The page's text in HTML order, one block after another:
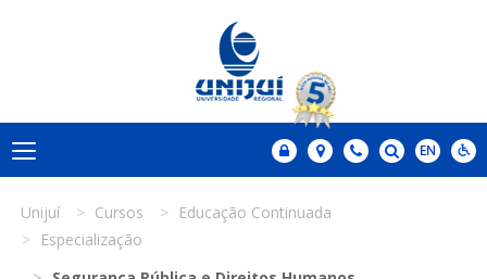
Unijuí Cursos
Educação Continuada
Especialização